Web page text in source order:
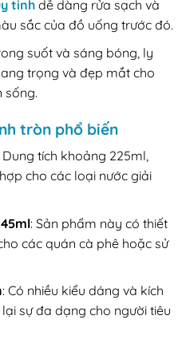
tinhdễ dàng rửa sạch và
sắc của đồ uống trước đó.
suốt và sáng bóng, ly
trọng và đẹp mắt cho
sống.
tròn phổ biến
Dung tích khoảng 225ml,
cho các loại nước giải
: Sản phẩm này có thiết
các quán cà phê hoặc sử
: Có nhiều kiểu dáng và kích
sự đa dạng cho người tiêu